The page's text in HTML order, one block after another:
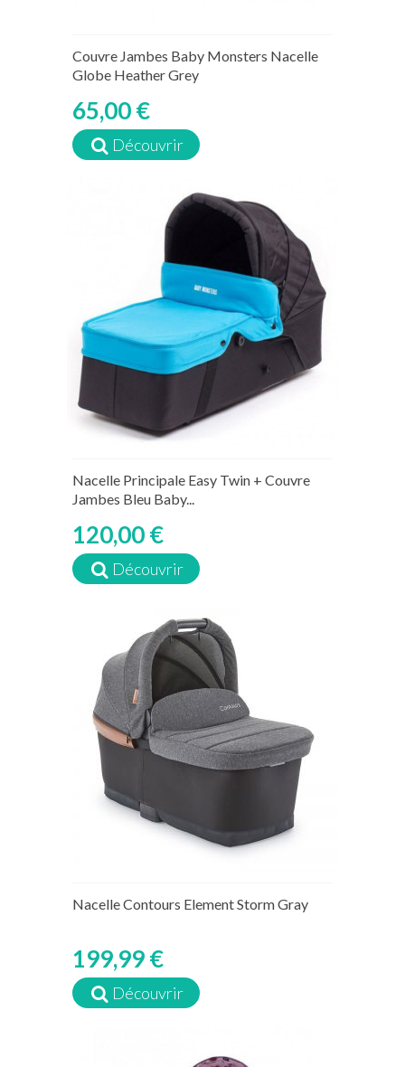
Couvre Jambes Baby Monsters Nacelle
Globe Heather Grey
65,00 €
Découvrir
Nacelle Principale Easy Twin + Couvre
Jambes Bleu Baby...
120,00 €
Découvrir
Nacelle Contours Element Storm Gray
199,99 €
Découvrir